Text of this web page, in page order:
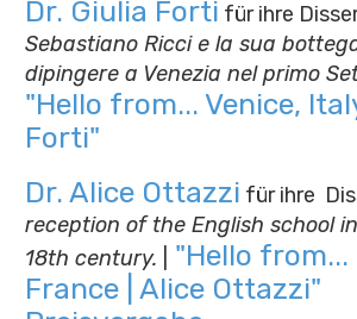
Dr. Giulia Forti für ihre
Sebastiano Ricci e la sua
dipingere a Venezia nel primo
"Hello from... Venice,
Forti"
Dr. Alice Ottazzi für ihre
reception of the English school
18th century.
"Hello from...
France | Alice Ottazzi"